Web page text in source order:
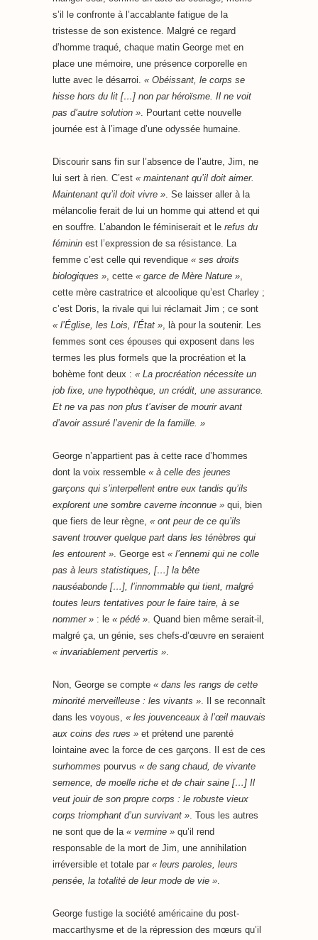
s’il le confronte à l’accablante fatigue de la
tristesse de son existence. Malgré ce regard
d’homme traqué, chaque matin George met en
place une mémoire, une présence corporelle en
lutte avec le désarroi. « Obéissant, le corps se
hisse hors du lit […] non par héroïsme. Il ne voit
pas d’autre solution ». Pourtant cette nouvelle
journée est à l’image d’une odyssée humaine.
Discourir sans fin sur l’absence de l’autre, Jim, ne
lui sert à rien. C’est « maintenant qu’il doit aimer.
Maintenant qu’il doit vivre ». Se laisser aller à la
mélancolie ferait de lui un homme qui attend et qui
en souffre. L’abandon le féminiserait et le refus du
féminin est l’expression de sa résistance. La
femme c’est celle qui revendique « ses droits
biologiques », cette « garce de Mère Nature »,
cette mère castratrice et alcoolique qu’est Charley ;
c’est Doris, la rivale qui lui réclamait Jim ; ce sont
« l’Église, les Lois, l’État », là pour la soutenir. Les
femmes sont ces épouses qui exposent dans les
termes les plus formels que la procréation et la
bohème font deux : « La procréation nécessite un
job fixe, une hypothèque, un crédit, une assurance.
Et ne va pas non plus t’aviser de mourir avant
d’avoir assuré l’avenir de la famille. »
George n’appartient pas à cette race d’hommes
dont la voix ressemble « à celle des jeunes
garçons qui s’interpellent entre eux tandis qu’ils
explorent une sombre caverne inconnue » qui, bien
que fiers de leur règne, « ont peur de ce qu’ils
savent trouver quelque part dans les ténèbres qui
les entourent ». George est « l’ennemi qui ne colle
pas à leurs statistiques, […] la bête
nauséabonde […], l’innommable qui tient, malgré
toutes leurs tentatives pour le faire taire, à se
nommer » : le « pédé ». Quand bien même serait-il,
malgré ça, un génie, ses chefs-d’œuvre en seraient
« invariablement pervertis ».
Non, George se compte « dans les rangs de cette
minorité merveilleuse : les vivants ». Il se reconnaît
dans les voyous, « les jouvenceaux à l’œil mauvais
aux coins des rues » et prétend une parenté
lointaine avec la force de ces garçons. Il est de ces
surhommes pourvus « de sang chaud, de vivante
semence, de moelle riche et de chair saine […] Il
veut jouir de son propre corps : le robuste vieux
corps triomphant d’un survivant ». Tous les autres
ne sont que de la « vermine » qu’il rend
responsable de la mort de Jim, une annihilation
irréversible et totale par « leurs paroles, leurs
pensée, la totalité de leur mode de vie ».
George fustige la société américaine du post-
maccarthysme et de la répression des mœurs qu’il